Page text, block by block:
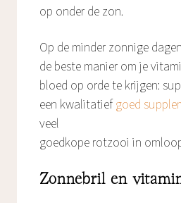
op onder de zon.
Op de minder zonnige
de beste manier om je
bloed op orde te krijgen:
een kwalitatiefgoed
veel
goedkope rotzooi in
Zonnebril en